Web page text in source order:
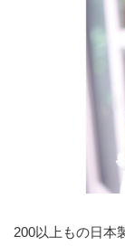
200以上もの日本